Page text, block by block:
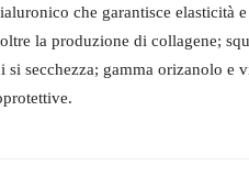
che garantisce elasticità
la produzione di collagene;
secchezza; gamma orizanolo e